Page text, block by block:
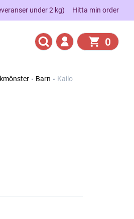
under 2 kg) Hitta min order
0
Barn Kailo